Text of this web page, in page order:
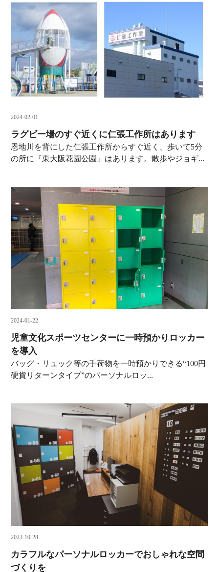
2024-02-01
ラグビー場のすぐ近くに仁張工作所はあります
恩地川を背にした仁張工作所からすぐ近く、歩いて5分
の所に『東大阪花園公園』はあります。散歩やジョギ...
2024-01-22
児童文化スポーツセンターに一時預かりロッカー
を導入
バッグ・リュック等の手荷物を一時預かりできる“100円
硬貨リターンタイプ”のパーソナルロッ...
2023-10-28
カラフルなパーソナルロッカーでおしゃれな空間
づくりを